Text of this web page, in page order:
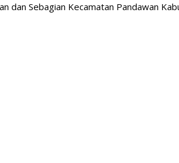
dan Sebagian Kecamatan Pandawan